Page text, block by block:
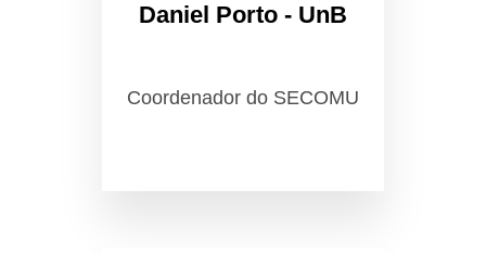
Daniel Porto - UnB
Coordenador do SECOMU